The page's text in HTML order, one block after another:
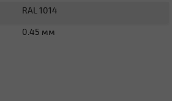
RAL 1014
0.45 мм